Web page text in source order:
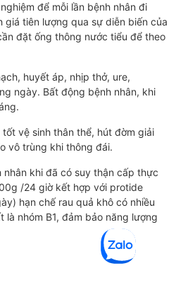
để mỗi lần bệnh nhân đi
giá tiên lượng qua sự diễn biến của
đặt ống thông nước tiểu để theo
huyết áp, nhịp thở, ure,
ngày. Bất động bệnh nhân, khi
vệ sinh thân thể, hút đờm giải
vô trùng khi thông đái.
khi đã có suy thận cấp thực
/24 giờ kết hợp với protide
hạn chế rau quả khô có nhiều
là nhóm B1, đảm bảo năng lượng